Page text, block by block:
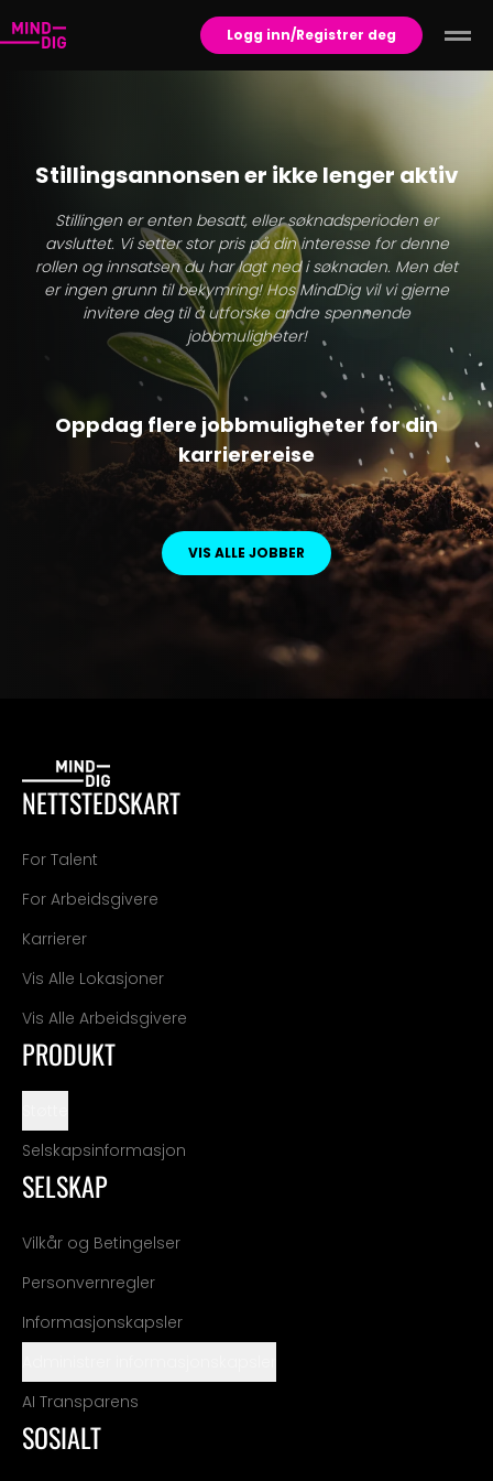
Logg inn/Registrer deg
Stillingsannonsen er ikke lenger aktiv
Stillingen er enten besatt, eller søknadsperioden er
avsluttet. Vi setter stor pris på din interesse for denne
rollen og innsatsen du har lagt ned i søknaden. Men det
er ingen grunn til bekymring! Hos MindDig vil vi gjerne
invitere deg til å utforske andre spennende
jobbmuligheter!
Oppdag flere jobbmuligheter for din
karrierereise
VIS ALLE JOBBER
NETTSTEDSKART
For Talent
For Arbeidsgivere
Karrierer
Vis Alle Lokasjoner
Vis Alle Arbeidsgivere
PRODUKT
Selskapsinformasjon
SELSKAP
Vilkår og Betingelser
Personvernregler
Informasjonskapsler
AI Transparens
SOSIALT